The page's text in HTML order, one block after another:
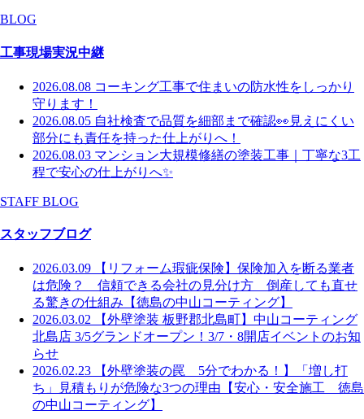
BLOG
工事現場実況中継
2026.08.08 コーキング工事で住まいの防水性をしっかり
守ります！
2026.08.05 自社検査で品質を細部まで確認👀見えにくい
部分にも責任を持った仕上がりへ！
2026.08.03 マンション大規模修繕の塗装工事｜丁寧な3工
程で安心の仕上がりへ✨
STAFF BLOG
スタッフブログ
2026.03.09
【リフォーム瑕疵保険】保険加入を断る業者
は危険？ 信頼できる会社の見分け方 倒産しても直せ
る驚きの仕組み【徳島の中山コーティング】
2026.03.02
【外壁塗装 板野郡北島町】中山コーティング
北島店 3/5グランドオープン！3/7・8開店イベントのお知
らせ
2026.02.23
【外壁塗装の罠 5分でわかる！】「増し打
ち」見積もりが危険な3つの理由【安心・安全施工 徳島
の中山コーティング】